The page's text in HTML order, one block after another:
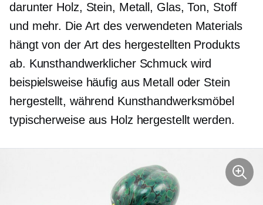
darunter Holz, Stein, Metall, Glas, Ton, Stoff
und mehr. Die Art des verwendeten Materials
hängt von der Art des hergestellten Produkts
ab. Kunsthandwerklicher Schmuck wird
beispielsweise häufig aus Metall oder Stein
hergestellt, während Kunsthandwerksmöbel
typischerweise aus Holz hergestellt werden.